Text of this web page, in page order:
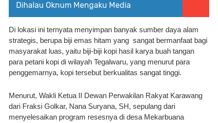
Dihalau Oknum Mengaku Media
Di lokasi ini ternyata menyimpan banyak sumber daya alam
strategis, berupa biji emas hitam yang  sangat bermanfaat bagi
masyarakat luas, yaitu biji-biji kopi hasil karya buah tangan
para petani kopi di wilayah Tegalwaru, yang menurut para
penggemarnya, kopi tersebut berkualitas sangat tinggi.
Menurut, Wakli Ketua II Dewan Perwakilan Rakyat Karawang
dari Fraksi Golkar, Nana Suryana, SH, sepulang dari
menyelesaikan program resesnya di desa Mekarbuana